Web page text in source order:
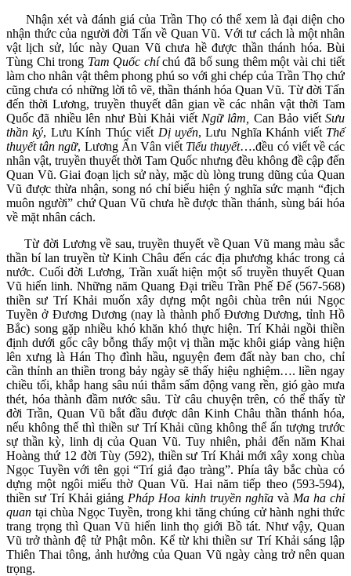
Nhận xét và đánh giá của Trần Thọ có thể xem là đại diện cho
nhận thức của người đời Tấn về Quan Vũ. Với tư cách là một nhân
vật lịch sử, lúc này Quan Vũ chưa hề được thần thánh hóa. Bùi
Tùng Chi trong Tam Quốc chíchú đã bổ sung thêm một vài chi tiết
làm cho nhân vật thêm phong phú so với ghi chép của Trần Thọ chứ
cũng chưa có những lời tô vẽ, thần thánh hóa Quan Vũ. Từ đời Tấn
đến thời Lương, truyền thuyết dân gian về các nhân vật thời Tam
Quốc đã nhiều lên như Bùi Khải viết Ngữ lâm, Can Bảo viếtSưu
thần ký, Lưu Kính Thúc viết Dị uyển, Lưu Nghĩa Khánh viết Thế
thuyết tân ngữ, Lương Ẩn Vân viết Tiểu thuyết….đều có viết về các
nhân vật, truyền thuyết thời Tam Quốc nhưng đều không đề cập đến
Quan Vũ. Giai đoạn lịch sử này, mặc dù lòng trung dũng của Quan
Vũ được thừa nhận, song nó chỉ biểu hiện ý nghĩa sức mạnh “địch
muôn người” chứ Quan Vũ chưa hề được thần thánh, sùng bái hóa
về mặt nhân cách.
Từ đời Lương về sau, truyền thuyết về Quan Vũ mang màu sắc
thần bí lan truyền từ Kinh Châu đến các địa phương khác trong cả
nước. Cuối đời Lương, Trần xuất hiện một số truyền thuyết Quan
Vũ hiển linh. Những năm Quang Đại triều Trần Phế Đế (567-568)
thiền sư Trí Khải muốn xây dựng một ngôi chùa trên núi Ngọc
Tuyền ở Đương Dương (nay là thành phố Đương Dương, tỉnh Hồ
Bắc) song gặp nhiều khó khăn khó thực hiện. Trí Khải ngồi thiền
định dưới gốc cây bỗng thấy một vị thần mặc khôi giáp vàng hiện
lên xưng là Hán Thọ đình hầu, nguyện đem đất này ban cho, chỉ
cần thỉnh an thiền trong bảy ngày sẽ thấy hiệu nghiệm…. liền ngay
chiều tối, khắp hang sâu núi thẳm sấm động vang rền, gió gào mưa
thét, hóa thành đầm nước sâu. Từ câu chuyện trên, có thể thấy từ
đời Trần, Quan Vũ bắt đầu được dân Kinh Châu thần thánh hóa,
nếu không thế thì thiền sư Trí Khải cũng không thể ấn tượng trước
sự thần kỳ, linh dị của Quan Vũ. Tuy nhiên, phải đến năm Khai
Hoàng thứ 12 đời Tùy (592), thiền sư Trí Khải mới xây xong chùa
Ngọc Tuyền với tên gọi “Trí giả đạo tràng”. Phía tây bắc chùa có
dựng một ngôi miếu thờ Quan Vũ. Hai năm tiếp theo (593-594),
thiền sư Trí Khải giảng Pháp Hoa kinh truyền nghĩavà Ma ha chỉ
quan tại chùa Ngọc Tuyền, trong khi tăng chúng cử hành nghi thức
trang trọng thì Quan Vũ hiển linh thọ giới Bồ tát. Như vậy, Quan
Vũ trở thành đệ tử Phật môn. Kể từ khi thiền sư Trí Khải sáng lập
Thiên Thai tông, ảnh hưởng của Quan Vũ ngày càng trở nên quan
trọng.